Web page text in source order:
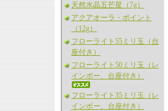
天然水晶五芒星（7g）
アクアオーラ・ポイント
（12g）
フローライト55ミリ玉（台
座付き）
フローライト50ミリ玉（レ
インボー、台座付き）
フローライト35ミリ玉（レ
インボー、台座付き）